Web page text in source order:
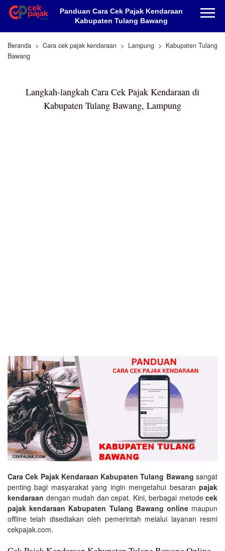
Panduan Cara Cek Pajak Kendaraan
Kabupaten Tulang Bawang
Beranda Cara cek pajak kendaraan Lampung
Kabupaten Tulang
Bawang
Langkah-langkah Cara Cek Pajak Kendaraan di
Kabupaten Tulang Bawang, Lampung
Cara Cek Pajak Kendaraan Kabupaten Tulang Bawang sangat
penting bagi masyarakat yang ingin mengetahui besaran pajak
kendaraan dengan mudah dan cepat. Kini, berbagai metode cek
pajak kendaraan Kabupaten Tulang Bawang onlinemaupun
offline telah disediakan oleh pemerintah melalui layanan resmi
cekpajak.com.